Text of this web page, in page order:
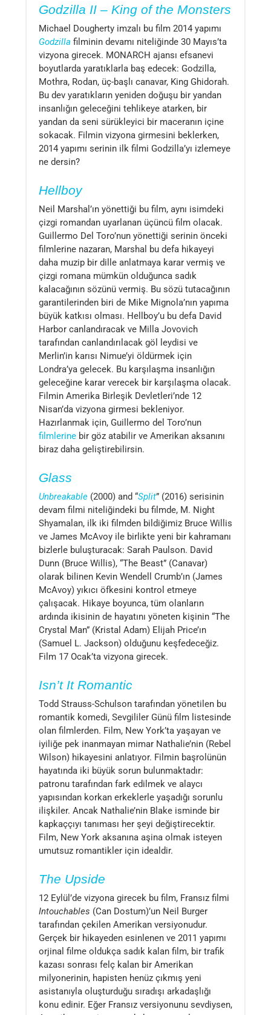
Godzilla II – King of the Monsters
Michael Dougherty imzalı bu film 2014 yapımı
Godzilla filminin devamı niteliğinde 30 Mayıs’ta
vizyona girecek. MONARCH ajansı efsanevi
boyutlarda yaratıklarla baş edecek: Godzilla,
Mothra, Rodan, üç-başlı canavar, King Ghidorah.
Bu dev yaratıkların yeniden doğuşu bir yandan
insanlığın geleceğini tehlikeye atarken, bir
yandan da seni sürükleyici bir maceranın içine
sokacak. Filmin vizyona girmesini beklerken,
2014 yapımı serinin ilk filmi Godzilla’yı izlemeye
ne dersin?
Hellboy
Neil Marshal’ın yönettiği bu film, aynı isimdeki
çizgi romandan uyarlanan üçüncü film olacak.
Guillermo Del Toro’nun yönettiği serinin önceki
filmlerine nazaran, Marshal bu defa hikayeyi
daha muzip bir dille anlatmaya karar vermiş ve
çizgi romana mümkün olduğunca sadık
kalacağının sözünü vermiş. Bu sözü tutacağının
garantilerinden biri de Mike Mignola’nın yapıma
büyük katkısı olması. Hellboy’u bu defa David
Harbor canlandıracak ve Milla Jovovich
tarafından canlandırılacak göl leydisi ve
Merlin’in karısı Nimue’yi öldürmek için
Londra’ya gelecek. Bu karşılaşma insanlığın
geleceğine karar verecek bir karşılaşma olacak.
Filmin Amerika Birleşik Devletleri’nde 12
Nisan’da vizyona girmesi bekleniyor.
Hazırlanmak için, Guillermo del Toro’nun
filmlerine bir göz atabilir ve Amerikan aksanını
biraz daha geliştirebilirsin.
Glass
Unbreakable (2000) and “Split” (2016) serisinin
devam filmi niteliğindeki bu filmde, M. Night
Shyamalan, ilk iki filmden bildiğimiz Bruce Willis
ve James McAvoy ile birlikte yeni bir kahramanı
bizlerle buluşturacak: Sarah Paulson. David
Dunn (Bruce Willis), “The Beast” (Canavar)
olarak bilinen Kevin Wendell Crumb’ın (James
McAvoy) yıkıcı öfkesini kontrol etmeye
çalışacak. Hikaye boyunca, tüm olanların
ardında ikisinin de hayatını yöneten kişinin “The
Crystal Man” (Kristal Adam) Elijah Price’ın
(Samuel L. Jackson) olduğunu keşfedeceğiz.
Film 17 Ocak’ta vizyona girecek.
Isn’t It Romantic
Todd Strauss-Schulson tarafından yönetilen bu
romantik komedi, Sevgililer Günü film listesinde
olan filmlerden. Film, New York’ta yaşayan ve
iyiliğe pek inanmayan mimar Nathalie’nin (Rebel
Wilson) hikayesini anlatıyor. Filmin başrolünün
hayatında iki büyük sorun bulunmaktadır:
patronu tarafından fark edilmek ve alaycı
yapısından korkan erkeklerle yaşadığı sorunlu
ilişkiler. Ancak Nathalie’nin Blake isminde bir
kapkaççıyı tanıması her şeyi değiştirecektir.
Film, New York aksanına aşina olmak isteyen
umutsuz romantikler için idealdir.
The Upside
12 Eylül’de vizyona girecek bu film, Fransız filmi
Intouchables (Can Dostum)’un Neil Burger
tarafından çekilen Amerikan versiyonudur.
Gerçek bir hikayeden esinlenen ve 2011 yapımı
orjinal filme oldukça sadık kalan film, bir trafik
kazası sonrası felç kalan bir Amerikan
milyonerinin, hapisten henüz çıkmış yeni
asistanıyla oluşturduğu sıradışı arkadaşlığı
konu edinir. Eğer Fransız versiyonunu sevdiysen,